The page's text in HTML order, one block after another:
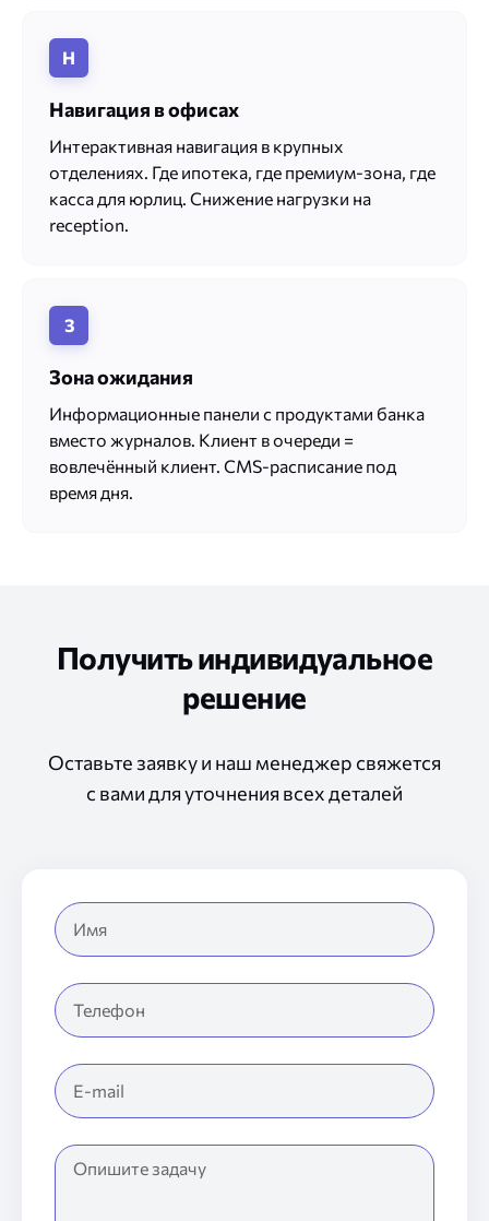
Н
Навигация в офисах
Интерактивная навигация в крупных
отделениях. Где ипотека, где премиум-зона, где
касса для юрлиц. Снижение нагрузки на
reception.
З
Зона ожидания
Информационные панели с продуктами банка
вместо журналов. Клиент в очереди =
вовлечённый клиент. CMS-расписание под
время дня.
Получить индивидуальное
решение
Оставьте заявкуи нашменеджер свяжется
с вамидля уточнения всех деталей